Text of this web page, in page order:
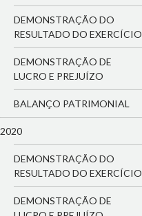
DEMONSTRAÇÃO DO
RESULTADO DO EXERCÍCIO
DEMONSTRAÇÃO DE
LUCRO E PREJUÍZO
BALANÇO PATRIMONIAL
2020
DEMONSTRAÇÃO DO
RESULTADO DO EXERCÍCIO
DEMONSTRAÇÃO DE